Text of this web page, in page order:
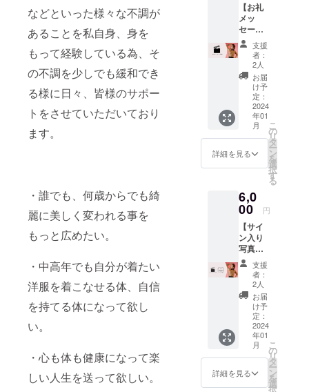
などといった様々な不調が
あることを私自身、身を
もって経験している為、そ
の不調を少しでも緩和でき
る様に日々、皆様のサポー
トをさせていただいており
ます。
・誰でも、何歳からでも綺
麗に美しく変われる事を
もっと広めたい。
・中高年でも自分が着たい
洋服を着こなせる体、自信
を持てる体になって欲し
い。
・心も体も健康になって楽
しい人生を送って欲しい。
【お礼
メッ
セージ
動画】
支援し
てくだ
さった
皆さま
にお礼
の動画
をお送
りいた
しま
す。
※リター
ン時期
につい
ては本
文も併
せてご
参照下
さい。
※メール
アドレ
スのお
間違い
がない
ようお
願い致
しま
す。
支援
者：
2人
お届
け予
定：
2024
年01
月
詳細を見る
こ
の
リ
タ
ー
ン
を
選
択
す
る
6,0
00 円
【サイ
ン入り
写真集
＋お礼
メッ
セージ
動画】
写真集
にサイ
ンを入
れてお
届けし
ます＋
お礼の
動画が
支援
者：
2人
お届
け予
定：
2024
年01
月
詳細を見る
こ
の
リ
タ
ー
ン
を
選
択